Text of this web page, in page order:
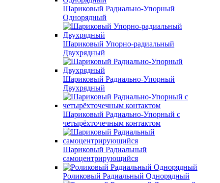
Шариковый Радиально-Упорный
Однорядный
Шариковый Упорно-радиальный
Двухрядный
Шариковый Радиально-Упорный
Двухрядный
Шариковый Радиально-Упорный с
четырёхточечным контактом
Шариковый Радиальный
самоцентрирующийся
Роликовый Радиальный Однорядный